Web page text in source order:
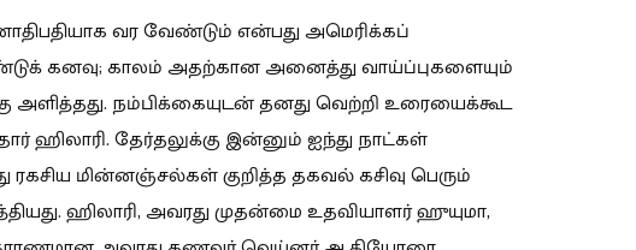
வர வேண்டும் என்பது அமெரிக்கப்
கனவு; காலம் அதற்கான அனைத்து வாய்ப்புகளையும்
அளித்தது. நம்பிக்கையுடன் தனது வெற்றி உரையைக்கூட
ஹிலாரி. தேர்தலுக்கு இன்னும் ஐந்து நாட்கள்
ரகசிய மின்னஞ்சல்கள் குறித்த தகவல் கசிவு பெரும்
ஹிலாரி, அவரது முதன்மை உதவியாளர் ஹுயுமா,